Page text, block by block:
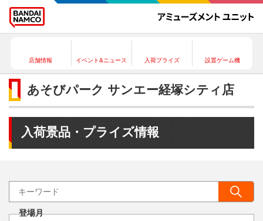
店舗情報 イベント&ニュース 入荷プライズ 設置ゲーム機
あそびパーク サンエー経塚シティ店
入荷景品・プライズ情報
登場月